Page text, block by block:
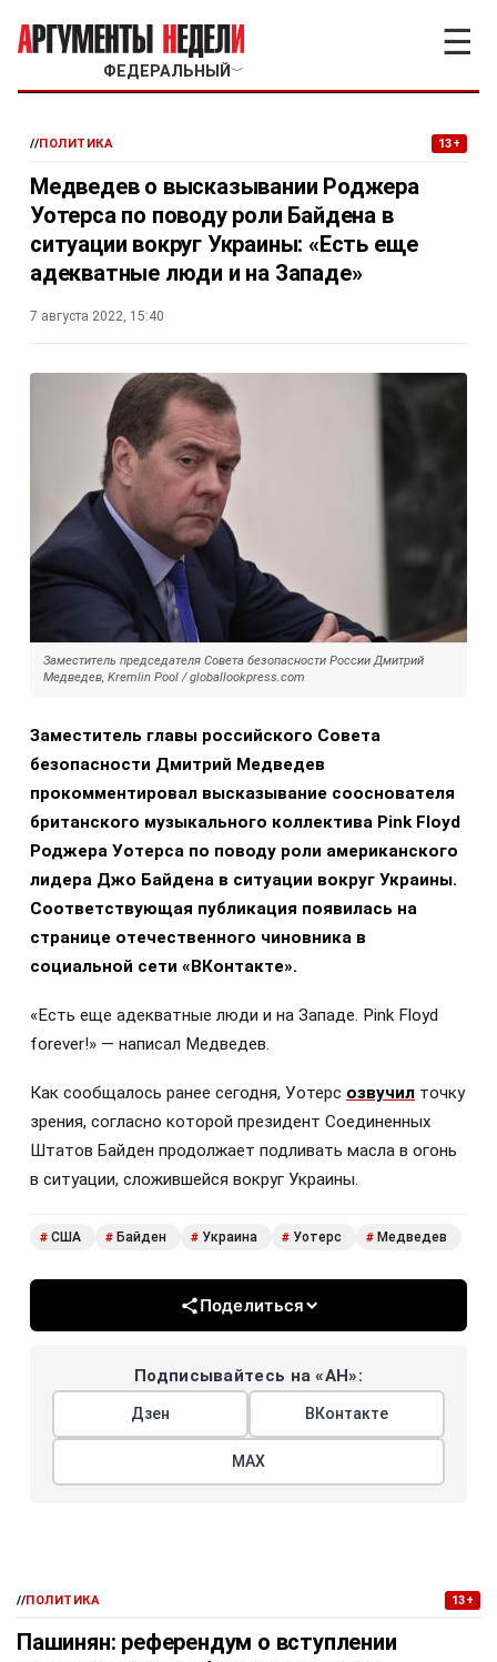
ФЕДЕРАЛЬНЫЙ ﹀
☰
//ПОЛИТИКА 13+
Медведев о высказывании Роджера
Уотерса по поводу роли Байдена в
ситуации вокруг Украины: «Есть еще
адекватные люди и на Западе»
7 августа 2022, 15:40
Заместитель председателя Совета безопасности России Дмитрий
Медведев, Kremlin Pool / globallookpress.com
Заместитель главы российского Совета
безопасности Дмитрий Медведев
прокомментировал высказывание сооснователя
британского музыкального коллектива Pink Floyd
Роджера Уотерса по поводу роли американского
лидера Джо Байдена в ситуации вокруг Украины.
Соответствующая публикация появилась на
странице отечественного чиновника в
социальной сети «ВКонтакте».
«Есть еще адекватные люди и на Западе. Pink Floyd
forever!» — написал Медведев.
Как сообщалось ранее сегодня, Уотерс озвучил точку
зрения, согласно которой президент Соединенных
Штатов Байден продолжает подливать масла в огонь
в ситуации, сложившейся вокруг Украины.
# США # Байден # Украина # Уотерс # Медведев
Поделиться
Подписывайтесь на «АН»:
Дзен ВКонтакте
МАХ
//ПОЛИТИКА 13+
Пашинян: референдум о вступлении